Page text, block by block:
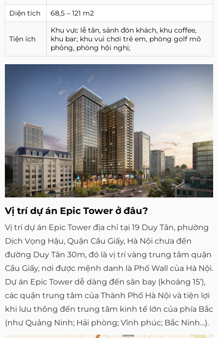
Diện tích 68,5 – 121 m2
Tiện ích
Khu vực lễ tân, sảnh đón khách, khu coffee,
khu bar; khu vui chơi trẻ em, phòng golf mô
phỏng, phòng hội nghị;
Vị trí dự án Epic Tower ở đâu?
Vị trí dự án Epic Tower địa chỉ tại 19 Duy Tân, phường
Dịch Vọng Hậu, Quận Cầu Giấy, Hà Nội chưa đến
đường Duy Tân 30m, đó là vị trí vàng trung tâm quận
Cầu Giấy, nơi được mệnh danh là Phố Wall của Hà Nội.
Dự án Epic Tower dễ dàng đến sân bay (khoảng 15’),
các quận trung tâm của Thành Phố Hà Nội và tiện lợi
khi lưu thông đến trung tâm kinh tế lớn của phía Bắc
(như Quảng Ninh; Hải phòng; Vĩnh phúc; Bắc Ninh…).